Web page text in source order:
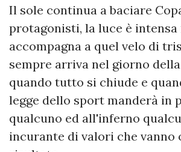
Il sole continua a baciare
protagonisti, la luce è intensa
accompagna a quel velo di
sempre arriva nel giorno
quando tutto si chiude e
legge dello sport manderà in
qualcuno ed all'inferno
incurante di valori che vanno